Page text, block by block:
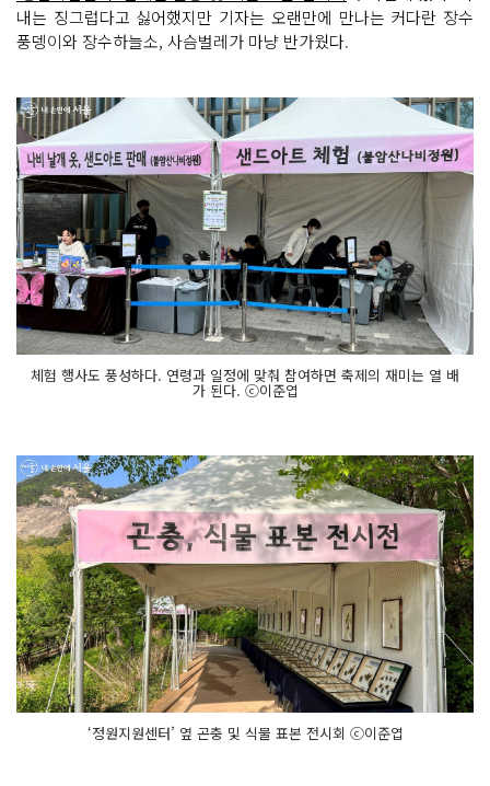
내는 징그럽다고 싫어했지만 기자는 오랜만에 만나는 커다란 장수
풍뎅이와 장수하늘소, 사슴벌레가 마냥 반가웠다.
체험 행사도 풍성하다. 연령과 일정에 맞춰 참여하면 축제의 재미는 열 배
가 된다. ⓒ이준엽
‘정원지원센터’ 옆 곤충 및 식물 표본 전시회 ⓒ이준엽